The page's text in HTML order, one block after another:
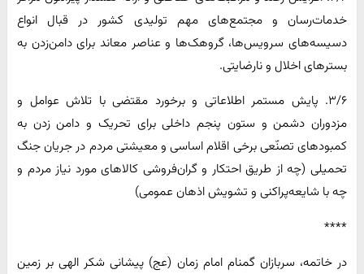
خدمات‌رسان و مجتمع‌های مهم تولیدی کشور در قبال انواع
دسیسه‌های سرویس‌ها، گروهک‌ها و عناصر معاند برای دامن‌زدن به
بسترهای اخلال و نارضایتی.
۳/۶. پایش مستمر اطلاعاتی و برخورد مقتضی با تلاش عوامل و
مزدوران دشمن و ستون پنجم داخلی برای تحریک و دامن زدن به
کمبودهای تصنّعی برخی اقلام اساسی و معیشتی مردم در جریان جنگ
تحمیلی (چه از طریق احتکار و گران‌فروشی کالاهای مورد نیاز مردم و
چه با شایعه‌پراکنی و تشویش اذهان عمومی)
****
در خاتمه، سربازان گمنام امام زمان (عج) پیشانی شکر الهی بر زمین